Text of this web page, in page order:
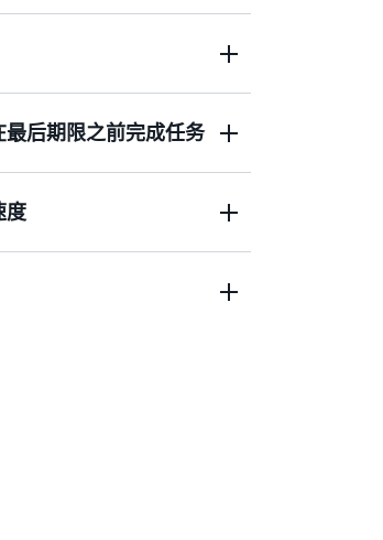
场，而无需管理后端基础设
算和跟踪使用情况）使您能
后期限之前完成任务
缩减数千个计算实例，以便
度
集成功能，适用于包括